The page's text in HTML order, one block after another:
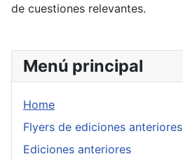
de cuestiones relevantes.
Menú principal
Home
Flyers de ediciones anteriores
Ediciones anteriores